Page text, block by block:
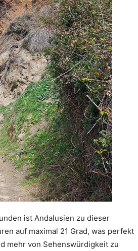
ist Andalusien zu dieser
auf maximal 21 Grad, was perfekt
mehr von Sehenswürdigkeit zu